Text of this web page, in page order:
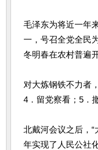
毛泽东为将近一年
一，号召全党全民
冬明春在农村普遍
对大炼钢铁不力者
4．留党察看；5．
北戴河会议之后，
年实现了人民公社